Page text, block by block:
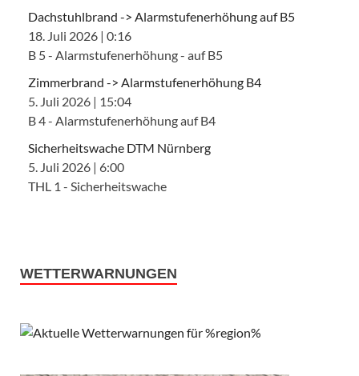
Dachstuhlbrand -> Alarmstufenerhöhung auf B5
18. Juli 2026 | 0:16
B 5 - Alarmstufenerhöhung - auf B5
Zimmerbrand -> Alarmstufenerhöhung B4
5. Juli 2026 | 15:04
B 4 - Alarmstufenerhöhung auf B4
Sicherheitswache DTM Nürnberg
5. Juli 2026 | 6:00
THL 1 - Sicherheitswache
WETTERWARNUNGEN